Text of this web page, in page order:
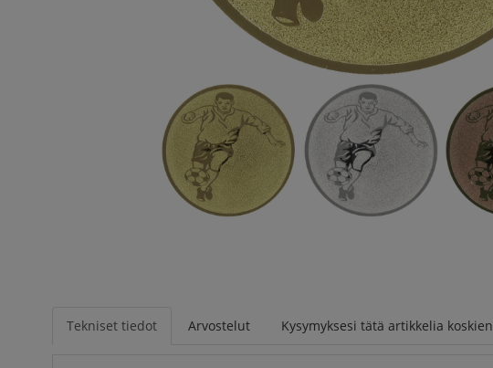
Tekniset tiedot Arvostelut Kysymyksesi tätä artikkelia koskien